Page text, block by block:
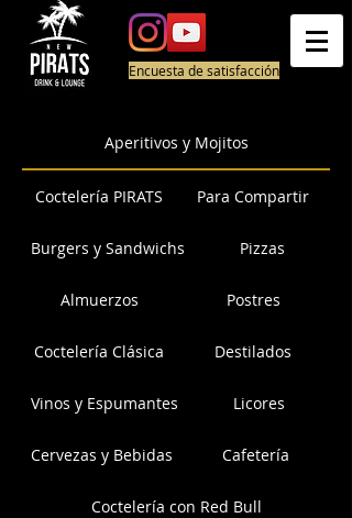
Encuesta de satisfacción
Aperitivos y Mojitos
Coctelería PIRATS Para Compartir
Burgers y Sandwichs Pizzas
Almuerzos Postres
Coctelería Clásica Destilados
Vinos y Espumantes Licores
Cervezas y Bebidas Cafetería
Coctelería con Red Bull